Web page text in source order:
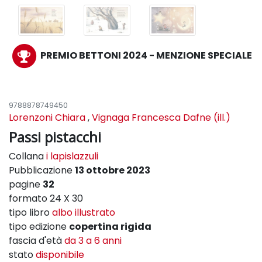
PREMIO BETTONI 2024 - MENZIONE SPECIALE
9788878749450
Lorenzoni Chiara,Vignaga Francesca Dafne (ill.)
Passi pistacchi
Collanai lapislazzuli
Pubblicazione13 ottobre 2023
pagine 32
formato 24 X 30
tipo libroalbo illustrato
tipo edizione copertina rigida
fascia d'etàda 3 a 6 anni
statodisponibile